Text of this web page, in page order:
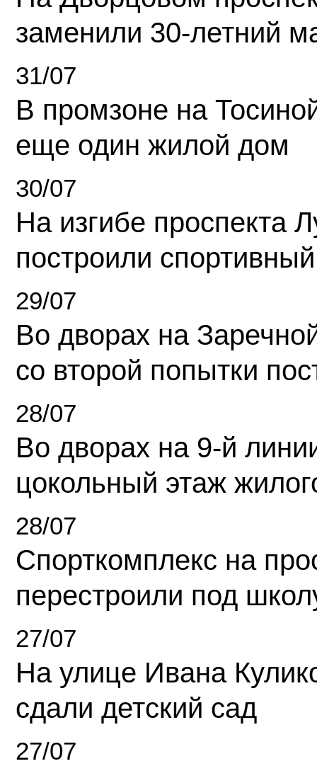
заменили 30-летний
31/07
В промзоне на
еще один жилой дом
30/07
На изгибе проспекта
построили
29/07
Во дворах на
со второй попытки
28/07
Во дворах на 9-й
цокольный этаж
28/07
Спорткомплекс на
перестроили под
27/07
На улице Ивана
сдали детский сад
27/07